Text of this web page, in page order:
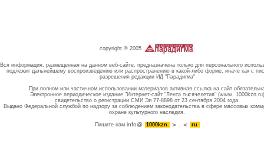
copyright © 2005
Вся информация, размещенная на данном веб-сайте, предназначена только для персонального
подлежит дальнейшему воспроизведению или распространению в какой-либо форме, иначе как с
разрешения редакции ИД "Парадигма"
При полном или частичном использовании материалов активная ссылка на сайт
Электронное периодическое издание "Интернет-сайт "Лента тысячелетия" (www. 1000kzn.ru)
свидетельство о регистрации СМИ Эл 77-8898 от 23 сентября 2004 года.
Выдано Федеральной службой по надзору за соблюдением законодательства в сфере массовых
охране культурного наследия.
Пишите намinfo@ 1000kzn . ru